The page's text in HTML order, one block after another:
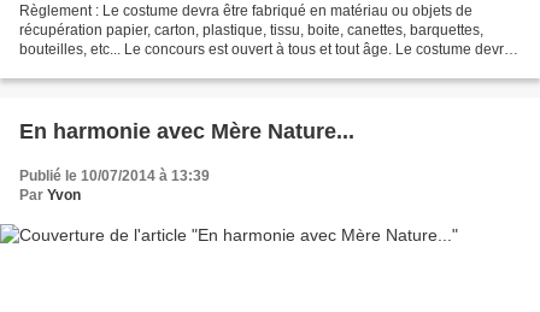
Règlement : Le costume devra être fabriqué en matériau ou objets de
récupération papier, carton, plastique, tissu, boite, canettes, barquettes,
bouteilles, etc... Le concours est ouvert à tous et tout âge. Le costume devra
En harmonie avec Mère Nature...
Publié le 10/07/2014 à 13:39
Par Yvon